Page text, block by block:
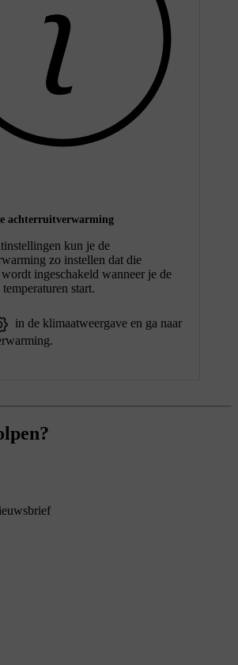
achterruitverwarming
kun je de
zo instellen dat die
ingeschakeld wanneer je de
start.
in de klimaatweergave en ga naar
.